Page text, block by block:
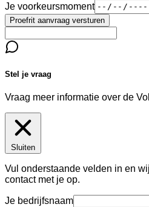
Je voorkeursmoment
Proefrit aanvraag versturen
Stel je vraag
Vraag meer informatie over de
Sluiten
Vul onderstaande velden in en
contact met je op.
Je bedrijfsnaam